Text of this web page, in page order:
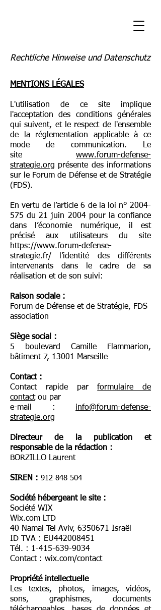
Rechtliche Hinweise und Datenschutz
MENTIONS LÉGALES
L'utilisation de ce site implique
l'acceptation des conditions générales
qui suivent, et le respect de l'ensemble
de la réglementation applicable à ce
mode de communication. Le
site www.forum-defense-
strategie.org présente des informations
sur le Forum de Défense et de Stratégie
(FDS).
En vertu de l’article 6 de la loi n° 2004-
575 du 21 juin 2004 pour la confiance
dans l’économie numérique, il est
précisé aux utilisateurs du site
https://www.forum-defense-
strategie.fr/ l’identité des différents
intervenants dans le cadre de sa
réalisation et de son suivi:
Raison sociale :
Forum de Défense et de Stratégie, FDS
association
Siège social :
5 boulevard Camille Flammarion,
bâtiment 7, 13001 Marseille
Contact :
Contact rapide parformulaire de
contactou par
e-mail : info@forum-defense-
strategie.org
Directeur de la publication et
responsable de la rédaction :
BORZILLO Laurent
SIREN : 912 848 504
Société hébergeant le site :
Société WIX
Wix.com LTD
40 Namal Tel Aviv, 6350671 Israël
ID TVA : EU442008451
Tél. : 1-415-639-9034
Contact : wix.com/contact
Propriété intellectuelle
Les textes, photos, images, vidéos,
sons, graphismes, documents